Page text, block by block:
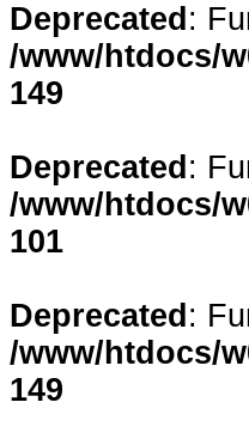
Deprecated :
/www/htdocs/
149
Deprecated :
/www/htdocs/
101
Deprecated :
/www/htdocs/
149